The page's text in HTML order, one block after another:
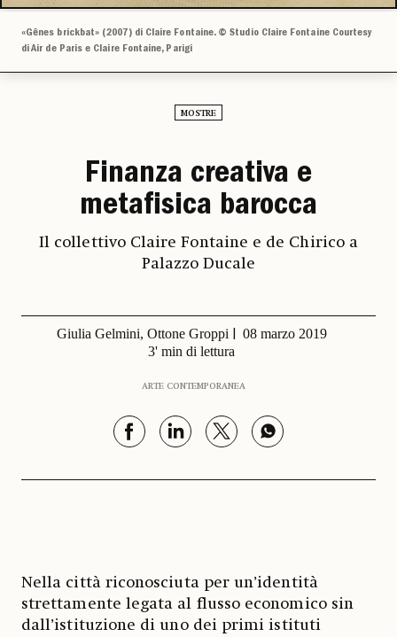
«Gênes brickbat» (2007) di Claire Fontaine. © Studio Claire Fontaine Courtesy
di Air de Paris e Claire Fontaine, Parigi
MOSTRE
Finanza creativa e
metafisica barocca
Il collettivo Claire Fontaine e de Chirico a
Palazzo Ducale
Giulia Gelmini, Ottone Groppi
08 marzo 2019
3' min di lettura
ARTE CONTEMPORANEA
Nella città riconosciuta per un’identità
strettamente legata al flusso economico sin
dall’istituzione di uno dei primi istituti